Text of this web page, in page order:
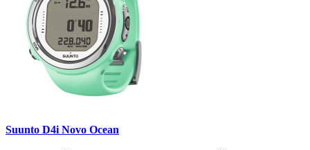
Suunto D4i Novo Ocean